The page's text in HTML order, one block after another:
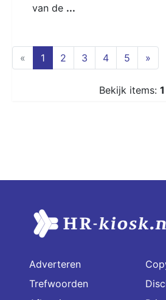
van de ...
« 1 (current)
2 3 4 5 »
Bekijk items: 1
Adverteren
Trefwoorden